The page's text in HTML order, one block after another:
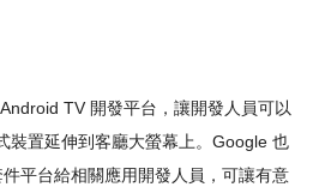
TV 開發平台，讓開發人員可以
裝置延伸到客廳大螢幕上。Google 也
平台給相關應用開發人員，可讓有意